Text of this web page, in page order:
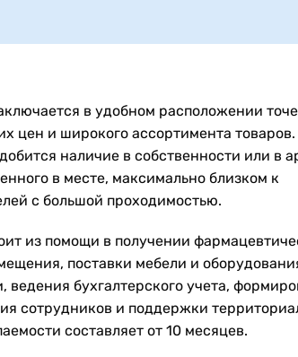
в удобном расположении
цен и широкого ассортимента
наличие в собственности или в
в месте, максимально близком к
с большой проходимостью.
из помощи в получении
поставки мебели и
ведения бухгалтерского учета,
сотрудников и поддержки
составляет от 10 месяцев.